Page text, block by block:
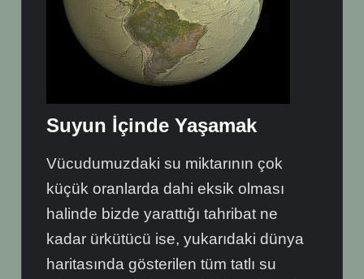
Suyun İçinde Yaşamak
Vücudumuzdaki su miktarının çok
küçük oranlarda dahi eksik olması
halinde bizde yarattığı tahribat ne
kadar ürkütücü ise, yukarıdaki dünya
haritasında gösterilen tüm tatlı su